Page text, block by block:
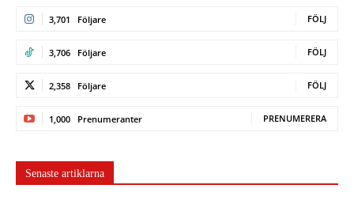
3,701 Följare FÖLJ
3,706 Följare FÖLJ
2,358 Följare FÖLJ
1,000 Prenumeranter PRENUMERERA
Senaste artiklarna